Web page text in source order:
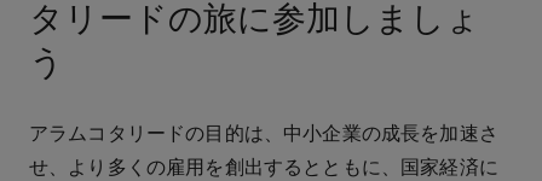
タリードの旅に参加しましょ
う
アラムコタリードの目的は、中小企業の成長を加速さ
せ、より多くの雇用を創出するとともに、国家経済に